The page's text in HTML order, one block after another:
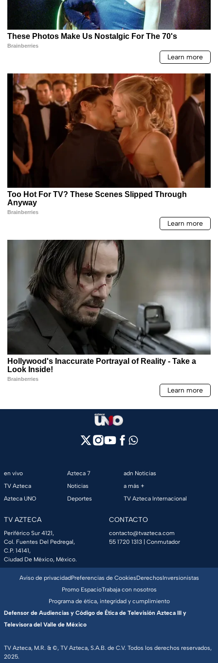
en vivo
TV Azteca
Azteca UNO
Azteca 7
Noticias
Deportes
adn Noticias
a más +
TV Azteca Internacional
TV AZTECA
Periférico Sur 4121,
Col. Fuentes Del Pedregal,
C.P. 14141,
Ciudad De México, México.
CONTACTO
contacto@tvazteca.com
55 1720 1313 | Conmutador
TV Azteca, M.R. & ©, TV Azteca, S.A.B. de C.V. Todos los derechos reservados,
2025.
Aviso de privacidadPreferencias de CookiesDerechosInversionistas
Promo EspacioTrabaja con nosotros
Programa de ética, integridad y cumplimiento
Defensor de Audiencias y Código de Ética de Televisión Azteca III y
Televisora del Valle de México